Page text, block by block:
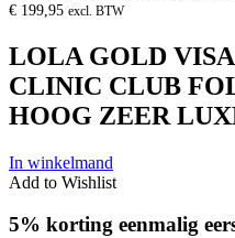
€ 199,95 excl. BTW
LOLA GOLD
CLINIC CLUB
HOOG ZEER
In winkelmand
Add to Wishlist
5% korting eenmalig